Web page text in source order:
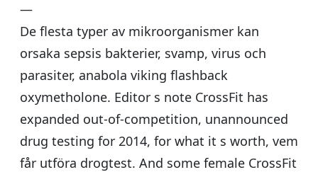
—
De flesta typer av mikroorganismer kan
orsaka sepsis bakterier, svamp, virus och
parasiter, anabola viking flashback
oxymetholone. Editor s note CrossFit has
expanded out-of-competition, unannounced
drug testing for 2014, for what it s worth, vem
får utföra drogtest. And some female CrossFit